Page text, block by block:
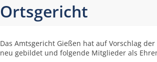
Ortsgericht
Das Amtsgericht Gießen hat auf Vorschlag
neu gebildet und folgende Mitglieder als